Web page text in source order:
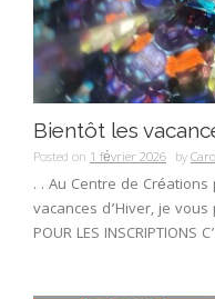
Bientôt les
Posted on 1 février 2026 by
. . Au Centre de
vacances d’Hiver, je
POUR LES INSCRIPTIONS